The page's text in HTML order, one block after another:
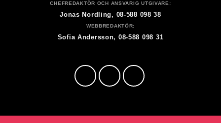
CHEFREDAKTÖR OCH ANSVARIG UTGIVARE:
Jonas Nordling, 08-588 098 38
WEBBREDAKTÖR:
Sofia Andersson, 08-588 098 31